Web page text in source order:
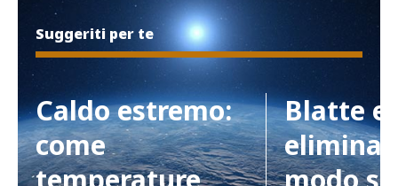
Suggeriti per te
Caldo estremo:
come
Blatte e